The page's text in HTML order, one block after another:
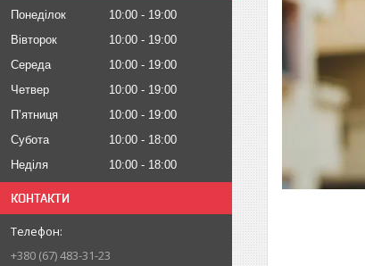
Понеділок 10:00
19:00
Вівторок
10:00
19:00
Середа
10:00
19:00
Четвер
10:00
19:00
Пʼятниця
10:00
19:00
Субота
10:00
18:00
Неділя
10:00 18:00
КОНТАКТИ
+380 (67) 483-31-23